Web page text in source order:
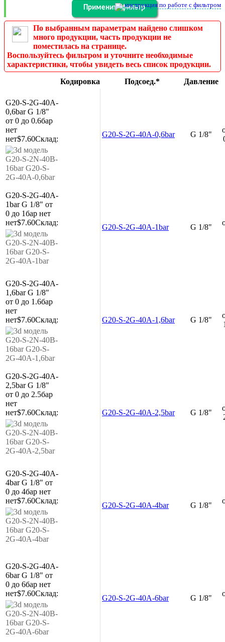
инструкция по работе с фильтром
По выбранным параметрам найдено слишком
много продукции, часть продукции не
поместилась на странице.
Воспользуйтесь фильтром и уточните необходимые
характеристики, чтобы увидеть весь список продукции.
Кодировка
Подсоед.* Давление
G20-S-2G-40A-
0,6barG 1/8"
от 0 до 0.6бар
нет
нет$7.60Склад:
G20-S-2G-40A-0,6bar G 1/8"
G20-S-2G-40A-
1barG 1/8" от
0 до 1бар нет
нет$7.60Склад:
G20-S-2G-40A-1bar G 1/8"
G20-S-2G-40A-
1,6barG 1/8"
от 0 до 1.6бар
нет
нет$7.60Склад: G20-S-2G-40A-1,6bar G 1/8"
G20-S-2G-40A-
2,5barG 1/8"
от 0 до 2.5бар
нет
нет$7.60Склад: G20-S-2G-40A-2,5bar G 1/8"
G20-S-2G-40A-
4barG 1/8" от
0 до 4бар нет
нет$7.60Склад:
G20-S-2G-40A-4bar G 1/8"
G20-S-2G-40A-
6barG 1/8" от
0 до 6бар нет
нет$7.60Склад:
G20-S-2G-40A-6bar G 1/8"